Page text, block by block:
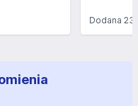
Dodana23